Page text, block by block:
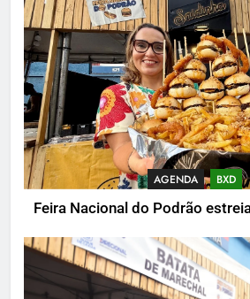
AGENDA BXD
Feira Nacional do Podrão